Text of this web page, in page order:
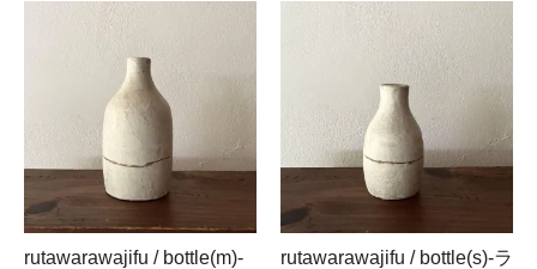
rutawarawajifu / bottle(m)-
rutawarawajifu / bottle(s)-ラ